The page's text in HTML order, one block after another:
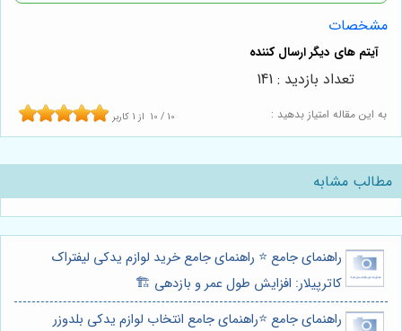
مشخصات
به این مقاله امتیاز بدهید : 10 / 10 از 1 کاربر
تعداد بازدید : 141
مطالب مشابه
راهنمای جامع ⭐️ راهنمای جامع خرید لوازم یدکی لیفتراک
کاترپیلار: افزایش طول عمر و بازدهی 🏗️
راهنمای جامع ⭐️راهنمای جامع انتخاب لوازم یدکی بلدوزر